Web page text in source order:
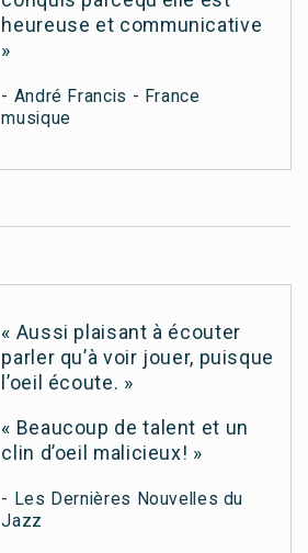
heureuse et communicative
»
- André Francis - France
musique
« Aussi plaisant à écouter
parler qu’à voir jouer, puisque
l’oeil écoute. »
« Beaucoup de talent et un
clin d’oeil malicieux! »
- Les Dernières Nouvelles du
Jazz